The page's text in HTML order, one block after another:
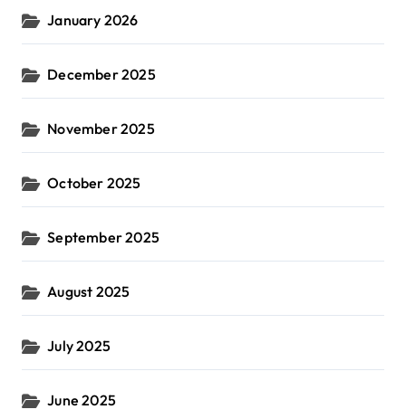
January 2026
December 2025
November 2025
October 2025
September 2025
August 2025
July 2025
June 2025